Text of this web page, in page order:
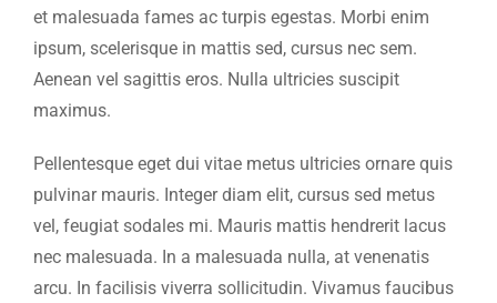
et malesuada fames ac turpis egestas. Morbi enim
ipsum, scelerisque in mattis sed, cursus nec sem.
Aenean vel sagittis eros. Nulla ultricies suscipit
maximus.
Pellentesque eget dui vitae metus ultricies ornare quis
pulvinar mauris. Integer diam elit, cursus sed metus
vel, feugiat sodales mi. Mauris mattis hendrerit lacus
nec malesuada. In a malesuada nulla, at venenatis
arcu. In facilisis viverra sollicitudin. Vivamus faucibus